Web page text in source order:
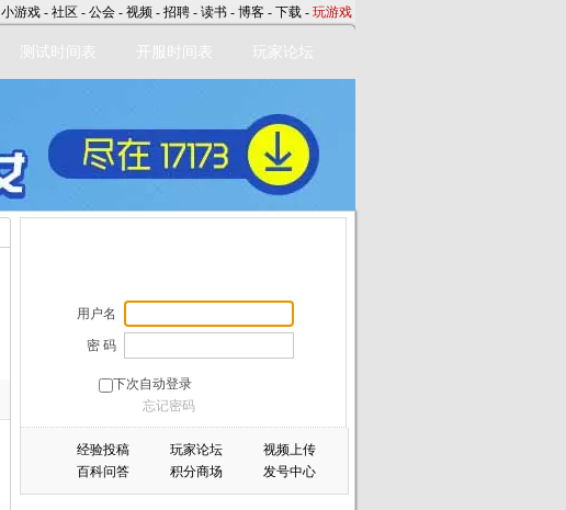
小游戏 - 社区 - 公会 - 视频 - 招聘 - 读书 - 博客 - 下载 - 玩游戏
测试时间表 开服时间表 玩家论坛
用户名
密 码
下次自动登录
忘记密码
经验投稿 玩家论坛
视频上传
百科问答
积分商场 发号中心